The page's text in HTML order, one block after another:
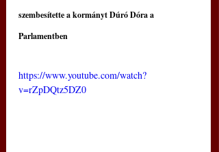
szembesítette a kormányt Dúró Dóra a
Parlamentben
https://www.youtube.com/watch?
v=rZpDQtz5DZ0